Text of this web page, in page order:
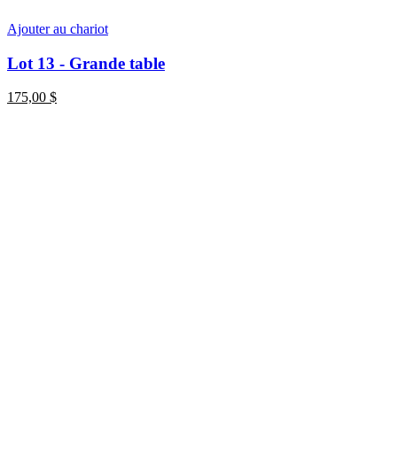
Ajouter au chariot
Lot 13 - Grande table
175,00 $